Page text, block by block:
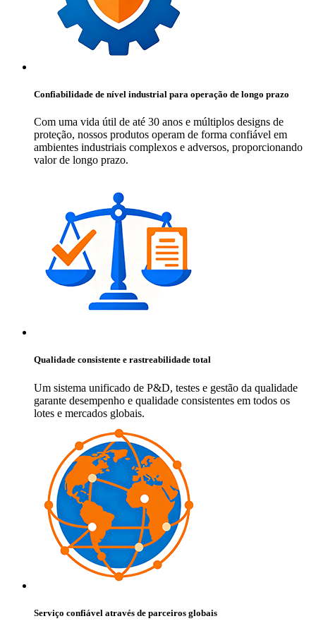
Confiabilidade de nível industrial para operação de longo prazo
Com uma vida útil de até 30 anos e múltiplos designs de
proteção, nossos produtos operam de forma confiável em
ambientes industriais complexos e adversos, proporcionando
valor de longo prazo.
Qualidade consistente e rastreabilidade total
Um sistema unificado de P&D, testes e gestão da qualidade
garante desempenho e qualidade consistentes em todos os
lotes e mercados globais.
Serviço confiável através de parceiros globais